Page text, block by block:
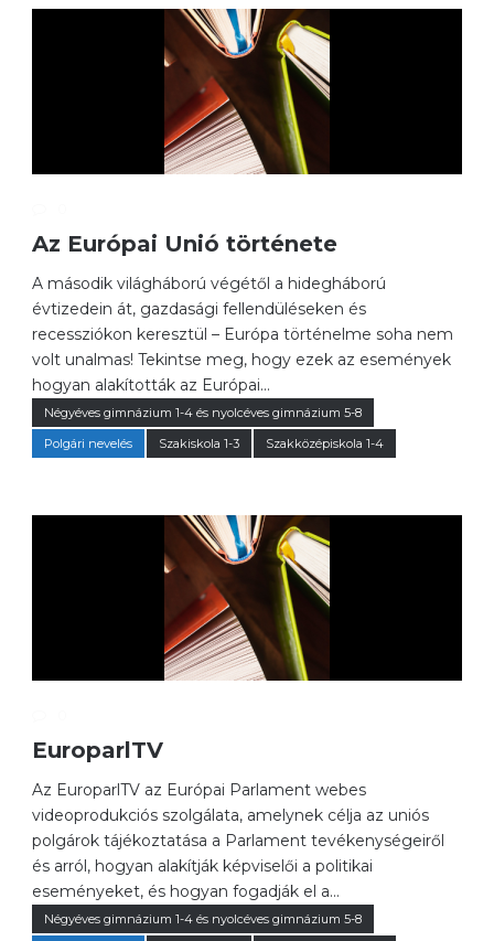
Az Európai Unió története
A második világháború végétől a hidegháború
évtizedein át, gazdasági fellendüléseken és
recessziókon keresztül – Európa történelme soha nem
volt unalmas! Tekintse meg, hogy ezek az események
hogyan alakították az Európai...
Négyéves gimnázium 1-4 és nyolcéves gimnázium 5-8
Polgári nevelés
Szakiskola 1-3 Szakközépiskola 1-4
EuroparlTV
Az EuroparlTV az Európai Parlament webes
videoprodukciós szolgálata, amelynek célja az uniós
polgárok tájékoztatása a Parlament tevékenységeiről
és arról, hogyan alakítják képviselői a politikai
eseményeket, és hogyan fogadják el a...
Négyéves gimnázium 1-4 és nyolcéves gimnázium 5-8